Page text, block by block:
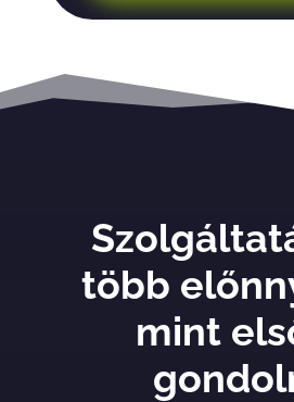
több
mint